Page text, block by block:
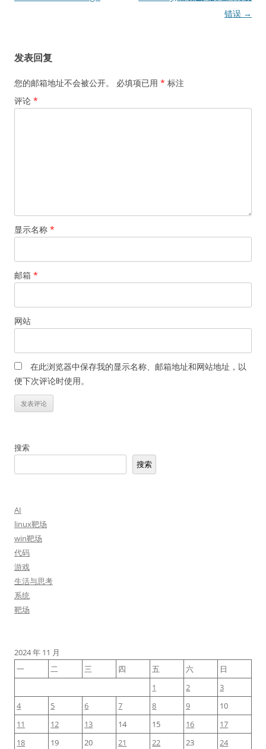
错误 →
发表回复
您的邮箱地址不会被公开。 必填项已用 * 标注
评论 *
显示名称 *
邮箱 *
网站
在此浏览器中保存我的显示名称、邮箱地址和网站地址，以
便下次评论时使用。
搜索
搜索
AI
linux靶场
win靶场
代码
游戏
生活与思考
系统
靶场
2024 年 11 月
一
二 三 四 五 六
日
1
2
3
4
5 6 7 8 9
10
11
12 13 14 15 16
17
18
19 20 21 22 23
24